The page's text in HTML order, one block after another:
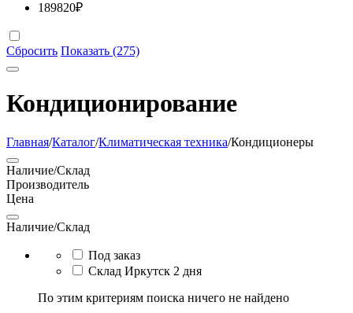
189820₽
Сбросить Показать (275)
Кондиционирование
Главная/Каталог/Климатическая техника/Кондиционеры
Наличие/Склад
Производитель
Цена
Наличие/Склад
Под заказ
Склад Иркутск 2 дня
По этим критериям поиска ничего не найдено